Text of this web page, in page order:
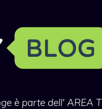
è parte dell' AREA